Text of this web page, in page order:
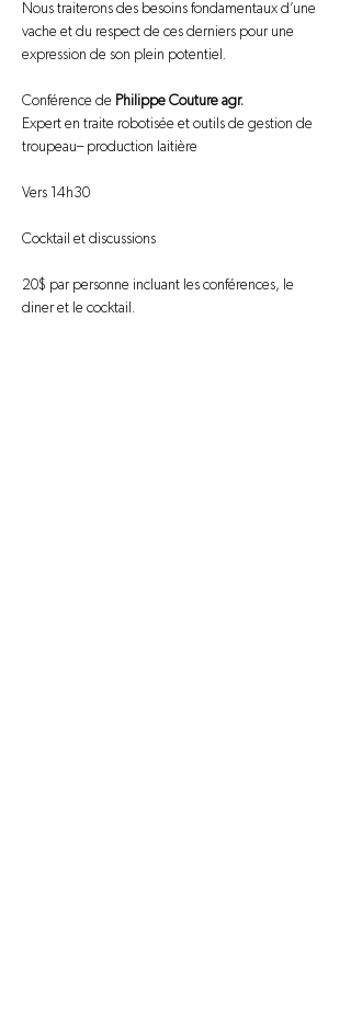
Nous traiterons des besoins fondamentaux d’une
vache et du respect de ces derniers pour une
expression de son plein potentiel.
Conférence de Philippe Couture agr.
Expert en traite robotisée et outils de gestion de
troupeau– production laitière
Vers 14h30
Cocktail et discussions
20$ par personne incluant les conférences, le
diner et le cocktail.